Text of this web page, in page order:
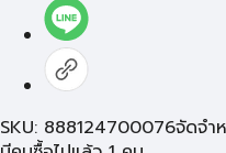
SKU: 888124700076จัดจำ